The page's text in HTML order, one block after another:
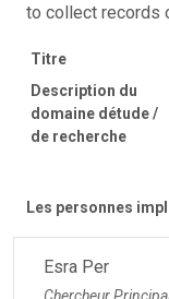
to collect records
Titre
Description du
domaine détude /
de recherche
Les personnes
Esra Per